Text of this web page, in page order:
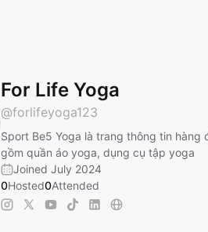
For Life Yoga
@forlifeyoga123
Sport Be5 Yoga là trang thông tin hàng
gồm quần áo yoga, dụng cụ tập yoga
Joined July 2024
0Hosted0Attended